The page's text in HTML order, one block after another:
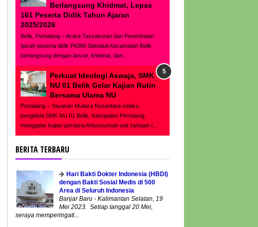
Berlangsung Khidmat, Lepas
161 Peserta Didik Tahun Ajaran
2025/2026
Belik, Pemalang – Acara Tasyakuran dan Penerimaan
Ijazah peserta didik PKBM Sidodadi Kecamatan Belik
berlangsung dengan lancar, khidmat, dan...
Perkuat Ideologi Aswaja, SMK
NU 01 Belik Gelar Kajian Rutin
Bersama Ulama NU
Pemalang – Yayasan Mutiara Nusantara selaku
pengelola SMK NU 01 Belik, Kabupaten Pemalang,
menggelar kajian perdana Ahlussunnah wal Jamaah (...
BERITA TERBARU
Hari Bakti Dokter Indonesia (HBDI)
dengan Bakti Sosial Medis di 500
Area di Seluruh Indonesia
Banjar Baru - Kalimantan Selatan, 19
Mei 2023. Setiap tanggal 20 Mei,
seraya memperingati...